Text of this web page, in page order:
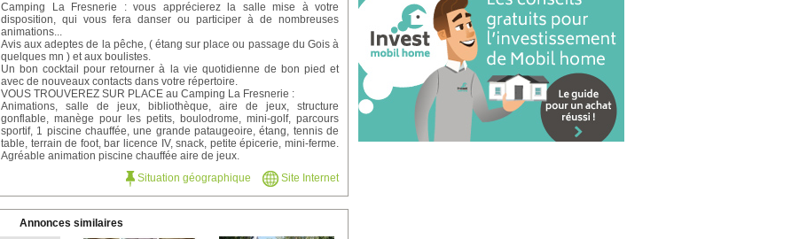
Camping La Fresnerie : vous apprécierez la salle mise à votre
disposition, qui vous fera danser ou participer à de nombreuses
animations...
Avis aux adeptes de la pêche, ( étang sur place ou passage du Gois à
quelques mn ) et aux boulistes.
Un bon cocktail pour retourner à la vie quotidienne de bon pied et
avec de nouveaux contacts dans votre répertoire.
VOUS TROUVEREZ SUR PLACE au Camping La Fresnerie :
Animations, salle de jeux, bibliothèque, aire de jeux, structure
gonflable, manège pour les petits, boulodrome, mini-golf, parcours
sportif, 1 piscine chauffée, une grande pataugeoire, étang, tennis de
table, terrain de foot, bar licence IV, snack, petite épicerie, mini-ferme.
Agréable animation piscine chauffée aire de jeux.
Situation géographique
Site Internet
Annonces similaires